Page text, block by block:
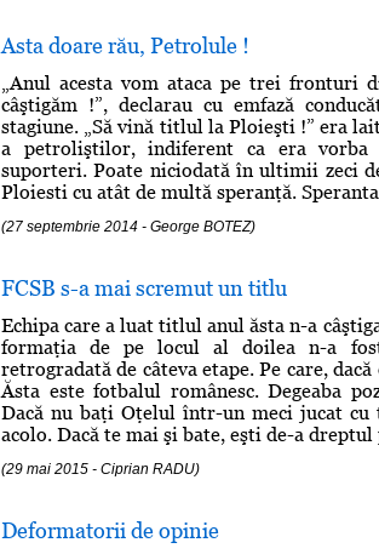
Asta doare rău, Petrolule !
„Anul acesta vom ataca pe trei fronturi
câştigăm !”, declarau cu emfază
stagiune. „Să vină titlul la Ploieşti !” era
a petroliştilor, indiferent ca era
suporteri. Poate niciodată în ultimii zeci
Ploiesti cu atât de multă speranţă.
(27 septembrie 2014 - George BOTEZ)
FCSB s-a mai scremut un titlu
Echipa care a luat titlul anul ăsta n-a
formaţia de pe locul al doilea n-a
retrogradată de câteva etape. Pe care,
Ăsta este fotbalul românesc. Degeaba
Dacă nu baţi Oţelul într-un meci jucat cu
acolo. Dacă te mai şi bate, eşti de-a dreptul
(29 mai 2015 - Ciprian RADU)
Deformatorii de opinie